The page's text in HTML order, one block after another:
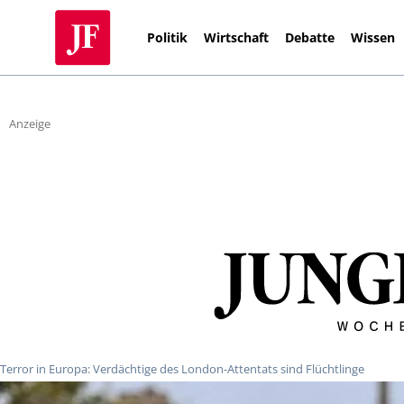
Politik Wirtschaft Debatte Wissen
Anzeige
Terror in Europa: Verdächtige des London-Attentats sind Flüchtlinge